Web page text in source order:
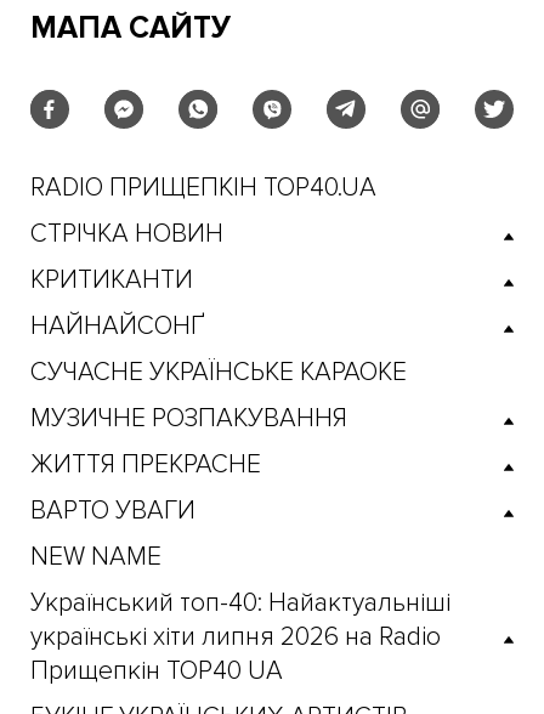
МАПА САЙТУ
RADIO ПРИЩЕПКІН TOP40.UA
СТРІЧКА НОВИН
КРИТИКАНТИ
НАЙНАЙСОНҐ
СУЧАСНЕ УКРАЇНСЬКЕ КАРАОКЕ
МУЗИЧНЕ РОЗПАКУВАННЯ
ЖИТТЯ ПРЕКРАСНЕ
ВАРТО УВАГИ
NEW NAME
Український топ-40: Найактуальніші
українські хіти липня 2026 на Radio
Прищепкін TOP40 UA